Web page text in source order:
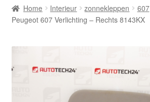
Home Interieur zonnekleppen 607
Peugeot 607 Verlichting – Rechts 8143KX